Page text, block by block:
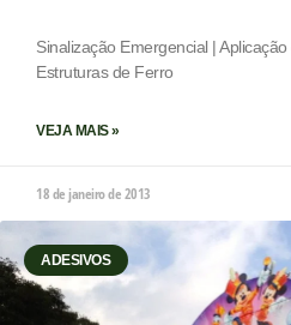
Sinalização Emergencial |
Estruturas de Ferro
VEJA MAIS »
18 de janeiro de 2013
ADESIVOS